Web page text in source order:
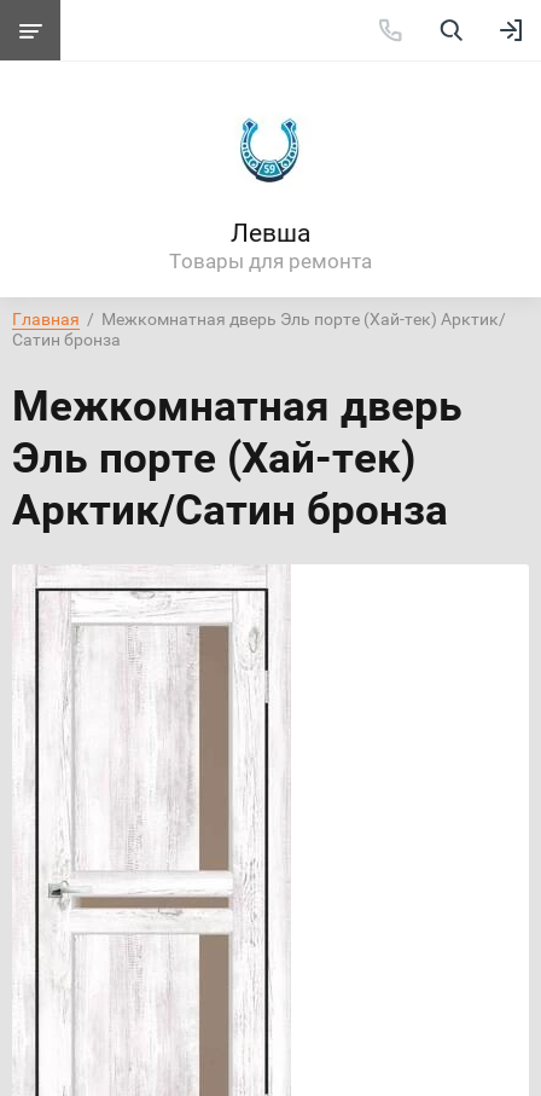
Левша
Товары для ремонта
Главная
  /  Межкомнатная дверь Эль порте (Хай-тек) Арктик/
Сатин бронза
Межкомнатная дверь
Эль порте (Хай-тек)
Арктик/Сатин бронза